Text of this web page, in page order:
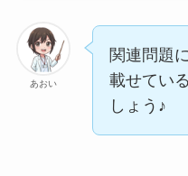
あおい
関連問題
載せてい
しょう♪